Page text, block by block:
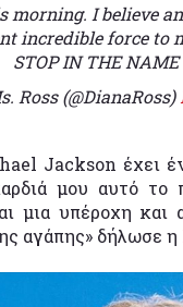
morning. I believe
incredible force to
STOP IN THE NAME
Ross (@DianaRoss)
Jackson έχει
μου αυτό
μια υπέροχη και
αγάπης» δήλωσε η